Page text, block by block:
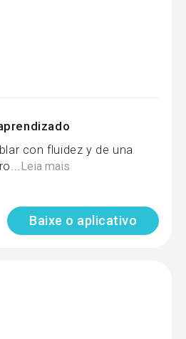
con fluidez y de una
Leia mais
Baixe o aplicativo